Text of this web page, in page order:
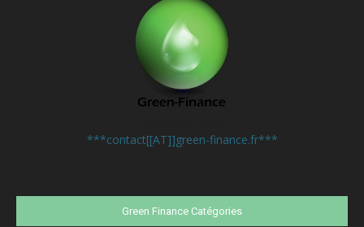
***contact[[AT]]green-finance.fr***
Green Finance Catégories